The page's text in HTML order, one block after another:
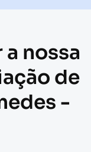
nossa
de
-